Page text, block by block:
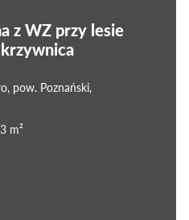
z WZ przy lesie
pow. Poznański,
m²